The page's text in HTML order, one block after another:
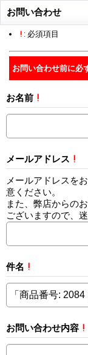
お問い合わせ
! : 必須項目
お問い合わせ前に必
お名前 !
メールアドレス !
メールアドレスを
意ください。
また、弊店からの
ございますので、
件名 !
お問い合わせ内容 !